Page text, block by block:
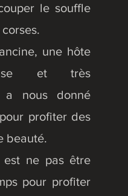
le souffle
une hôte
et très
a nous donné
profiter des
beauté.
est ne pas être
pour profiter